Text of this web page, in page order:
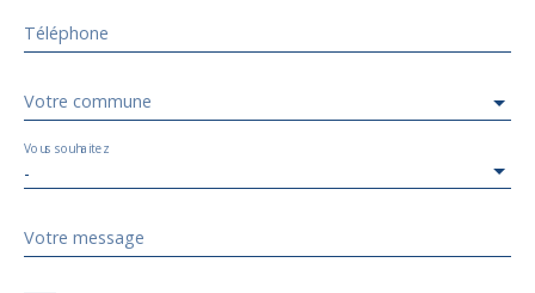
Téléphone
Votre commune
-
Vous souhaitez
Votre message